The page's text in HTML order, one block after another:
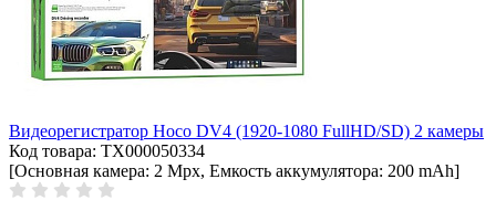
Видеорегистратор Hoco DV4 (1920-1080 FullHD/SD) 2 камеры
Код товара: ТХ000050334
[Основная камера: 2 Мрх, Емкость аккумулятора: 200 mAh]